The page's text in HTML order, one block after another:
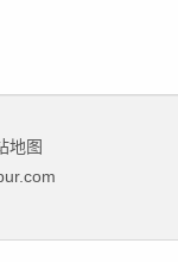
地图